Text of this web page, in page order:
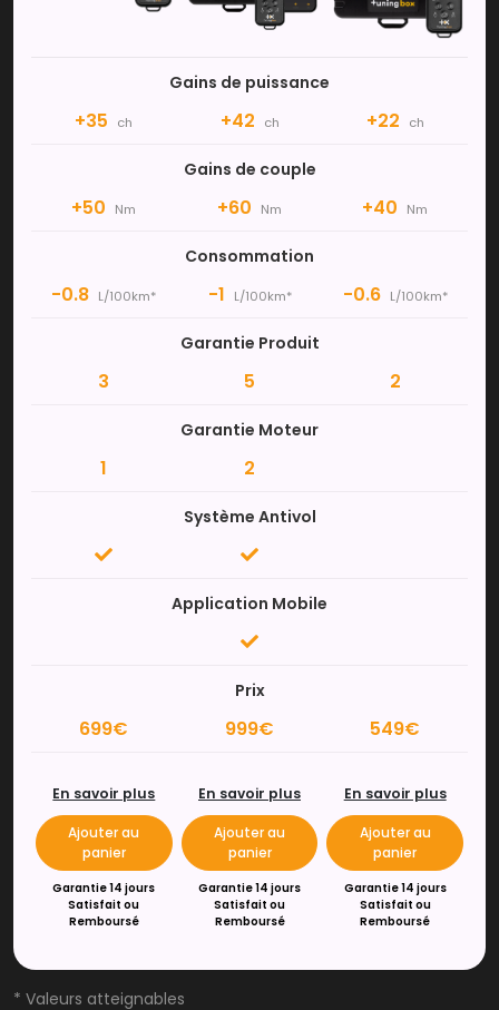
Gains de puissance
+35 ch +42 ch +22 ch
Gains de couple
+50 Nm +60 Nm +40 Nm
Consommation
-0.8 L/100km* -1 L/100km* -0.6 L/100km*
Garantie Produit
3 5 2
Garantie Moteur
1 2
Système Antivol
Application Mobile
Prix
699€ 999€ 549€
En savoir plus
Ajouter au
panier
Garantie 14 jours
Satisfait ou
Remboursé
En savoir plus
Ajouter au
panier
Garantie 14 jours
Satisfait ou
Remboursé
En savoir plus
Ajouter au
panier
Garantie 14 jours
Satisfait ou
Remboursé
* Valeurs atteignables